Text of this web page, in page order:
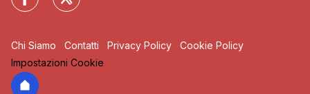
Chi Siamo Contatti Privacy Policy
Cookie Policy
Impostazioni Cookie